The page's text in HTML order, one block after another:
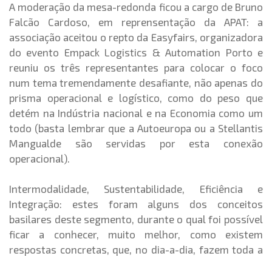
A moderação da mesa-redonda ficou a cargo de Bruno
Falcão Cardoso, em reprensentação da APAT: a
associação aceitou o repto da Easyfairs, organizadora
do evento Empack Logistics & Automation Porto e
reuniu os três representantes para colocar o foco
num tema tremendamente desafiante, não apenas do
prisma operacional e logístico, como do peso que
detém na Indústria nacional e na Economia como um
todo (basta lembrar que a Autoeuropa ou a Stellantis
Mangualde são servidas por esta conexão
operacional).
Intermodalidade, Sustentabilidade, Eficiência e
Integração: estes foram alguns dos conceitos
basilares deste segmento, durante o qualfoi possível
ficar a conhecer, muito melhor, como existem
respostas concretas, que, no dia-a-dia, fazem toda a